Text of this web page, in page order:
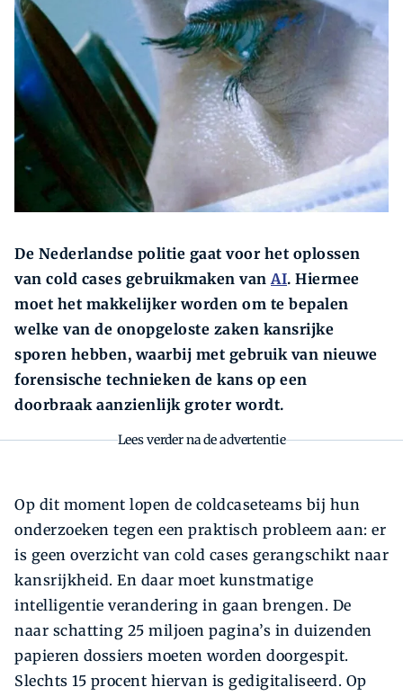
Zoeken Zoek
De Nederlandse politie gaat voor het oplossen
van cold cases gebruikmaken vanAI. Hiermee
moet het makkelijker worden om te bepalen
welke van de onopgeloste zaken kansrijke
sporen hebben, waarbij met gebruik van nieuwe
forensische technieken de kans op een
doorbraak aanzienlijk groter wordt.
Lees verder na de advertentie
Op dit moment lopen de coldcaseteams bij hun
onderzoeken tegen een praktisch probleem aan: er
is geen overzicht van cold cases gerangschikt naar
kansrijkheid. En daar moet kunstmatige
intelligentie verandering in gaan brengen. De
naar schatting 25 miljoen pagina’s in duizenden
papieren dossiers moeten worden doorgespit.
Slechts 15 procent hiervan is gedigitaliseerd. Op